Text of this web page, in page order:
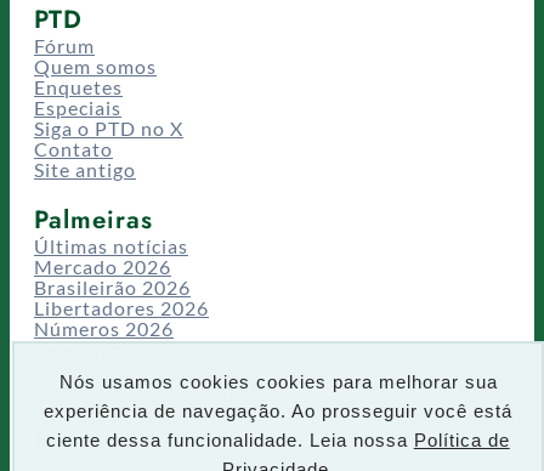
Nós usamos cookies cookies para melhorar sua
experiência de navegação. Ao prosseguir você está
ciente dessa funcionalidade. Leia nossa Política de
PTD
Fórum
Quem somos
Enquetes
Especiais
Siga o PTD no X
Contato
Site antigo
Palmeiras
Últimas notícias
Mercado 2026
Brasileirão 2026
Libertadores 2026
Números 2026
Campeonatos
Temporadas
CT/Centro de Excelência
Busca
P